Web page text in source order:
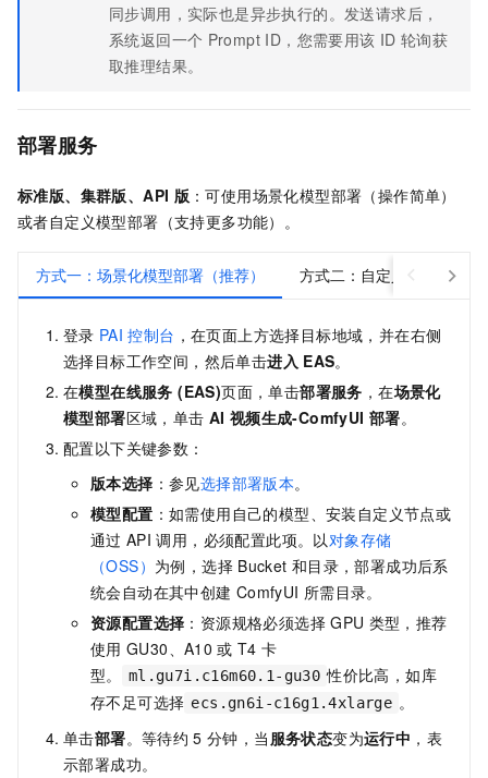
同步调用，实际也是异步执行的。发送请求后，
系统返回一个 Prompt ID，您需要用该 ID 轮询获
取推理结果。
部署服务
标准版、集群版、API 版 ：可使用场景化模型部署（操作简单）
或者自定义模型部署（支持更多功能）。
方式一：场景化模型部署（推荐） 方式二：自定义模型部署
登录 PAI 控制台 ，在页面上方选择目标地域，并在右侧
选择目标工作空间，然后单击进入 EAS。
在模型在线服务 (EAS)页面，单击部署服务 ，在场景化
模型部署区域，单击 AI 视频生成-ComfyUI 部署。
配置以下关键参数：
版本选择 ：参见选择部署版本。
模型配置 ：如需使用自己的模型、安装自定义节点或
通过 API 调用，必须配置此项。以 对象存储
（OSS） 为例，选择 Bucket 和目录，部署成功后系
统会自动在其中创建 ComfyUI 所需目录。
资源配置选择 ：资源规格必须选择 GPU 类型，推荐
使用 GU30、A10 或 T4 卡
型。
ml.gu7i.c16m60.1-gu30 性价比高，如库
存不足可选择 ecs.gn6i-c16g1.4xlarge 。
单击部署。等待约 5 分钟，当 服务状态变为运行中 ，表
示部署成功。